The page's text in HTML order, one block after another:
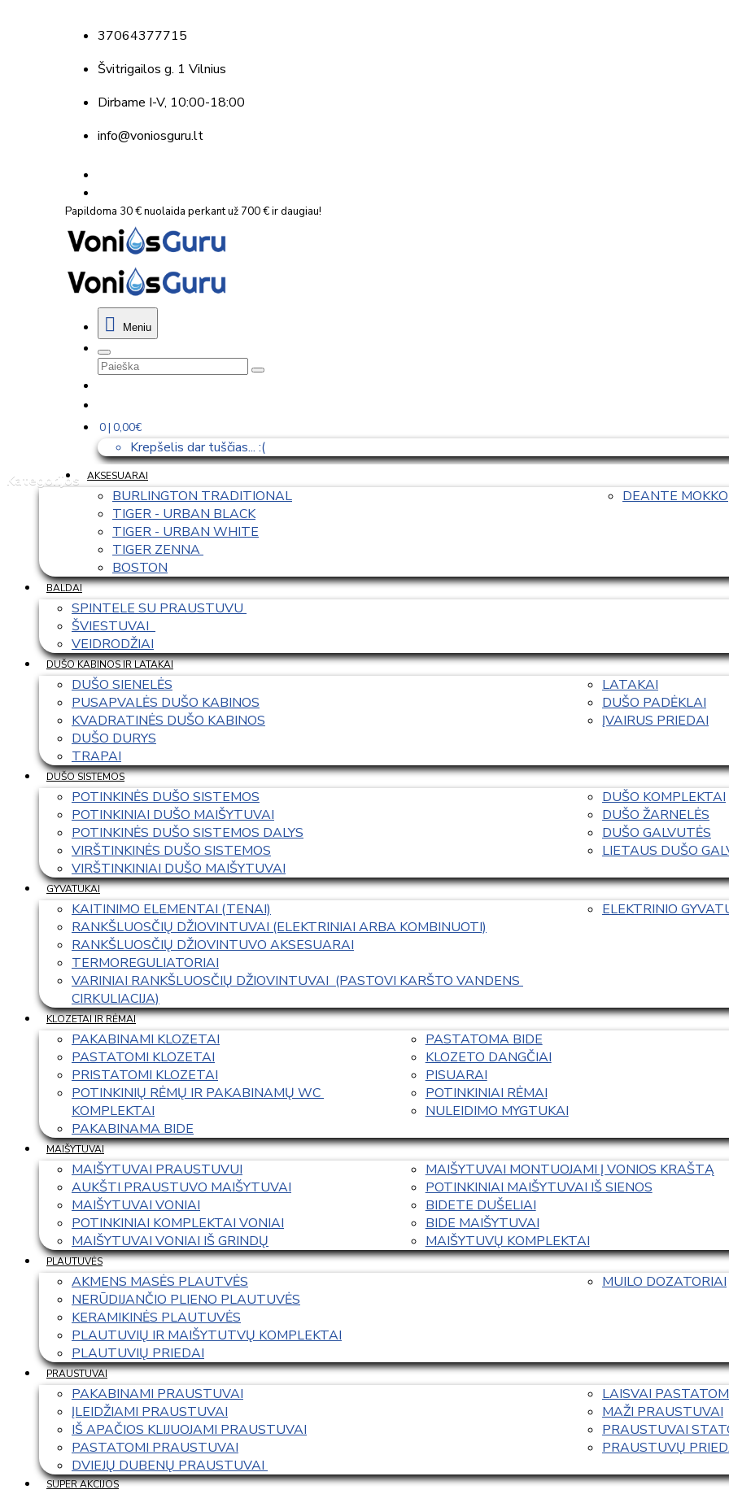
37064377715
Švitrigailos g. 1 Vilnius
Dirbame I-V, 10:00-18:00
info@voniosguru.lt
Papildoma 30 € nuolaida perkant už 700 € ir daugiau!
Meniu
0 | 0,00€
Krepšelis dar tuščias... :(
Kategorijos
AKSESUARAI
BURLINGTON TRADITIONAL
TIGER - URBAN BLACK
TIGER - URBAN WHITE
TIGER ZENNA
BOSTON
DEANTE MOKKO
BALDAI
SPINTELE SU PRAUSTUVU
ŠVIESTUVAI
VEIDRODŽIAI
DUŠO KABINOS IR LATAKAI
DUŠO SIENELĖS
PUSAPVALĖS DUŠO KABINOS
KVADRATINĖS DUŠO KABINOS
DUŠO DURYS
TRAPAI
LATAKAI
DUŠO PADĖKLAI
ĮVAIRUS PRIEDAI
DUŠO SISTEMOS
POTINKINĖS DUŠO SISTEMOS
POTINKINIAI DUŠO MAIŠYTUVAI
POTINKINĖS DUŠO SISTEMOS DALYS
VIRŠTINKINĖS DUŠO SISTEMOS
VIRŠTINKINIAI DUŠO MAIŠYTUVAI
DUŠO KOMPLEKTAI
DUŠO ŽARNELĖS
DUŠO GALVUTĖS
LIETAUS DUŠO
GYVATUKAI
KAITINIMO ELEMENTAI (TENAI)
RANKŠLUOSČIŲ DŽIOVINTUVAI (ELEKTRINIAI ARBA KOMBINUOTI)
RANKŠLUOSČIŲ DŽIOVINTUVO AKSESUARAI
TERMOREGULIATORIAI
VARINIAI RANKŠLUOSČIŲ DŽIOVINTUVAI  (PASTOVI KARŠTO VANDENS
CIRKULIACIJA)
ELEKTRINIO
KLOZETAI IR RĖMAI
PAKABINAMI KLOZETAI
PASTATOMI KLOZETAI
PRISTATOMI KLOZETAI
POTINKINIŲ RĖMŲ IR PAKABINAMŲ WC
KOMPLEKTAI
PAKABINAMA BIDE
PASTATOMA BIDE
KLOZETO DANGČIAI
PISUARAI
POTINKINIAI RĖMAI
NULEIDIMO MYGTUKAI
MAIŠYTUVAI
MAIŠYTUVAI PRAUSTUVUI
AUKŠTI PRAUSTUVO MAIŠYTUVAI
MAIŠYTUVAI VONIAI
POTINKINIAI KOMPLEKTAI VONIAI
MAIŠYTUVAI VONIAI IŠ GRINDŲ
MAIŠYTUVAI MONTUOJAMI Į VONIOS KRAŠTĄ
POTINKINIAI MAIŠYTUVAI IŠ SIENOS
BIDETE DUŠELIAI
BIDE MAIŠYTUVAI
MAIŠYTUVŲ KOMPLEKTAI
PLAUTUVĖS
AKMENS MASĖS PLAUTVĖS
NERŪDIJANČIO PLIENO PLAUTUVĖS
KERAMIKINĖS PLAUTUVĖS
PLAUTUVIŲ IR MAIŠYTUTVŲ KOMPLEKTAI
PLAUTUVIŲ PRIEDAI
MUILO DOZATORIAI
PRAUSTUVAI
PAKABINAMI PRAUSTUVAI
ĮLEIDŽIAMI PRAUSTUVAI
IŠ APAČIOS KLIJUOJAMI PRAUSTUVAI
PASTATOMI PRAUSTUVAI
DVIEJŲ DUBENŲ PRAUSTUVAI
LAISVAI
MAŽI PRAUSTUVAI
PRAUSTUVAI
PRAUSTUVŲ
SUPER AKCIJOS